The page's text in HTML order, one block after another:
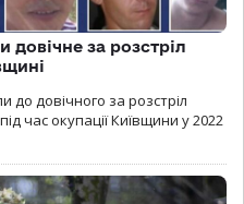
довічне за розстріл
до довічного за розстріл
час окупації Київщини у 2022